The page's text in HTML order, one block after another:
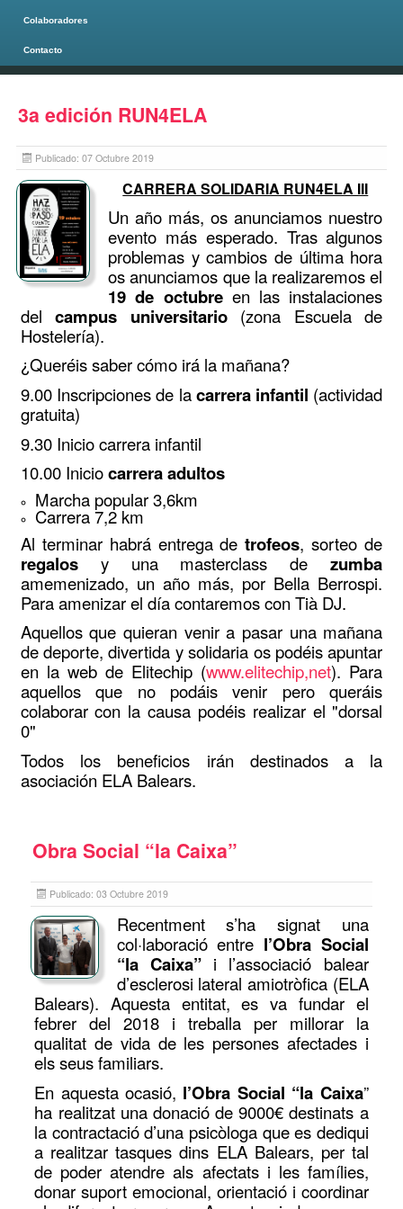
Colaboradores
Contacto
3a edición RUN4ELA
Publicado: 07 Octubre 2019
CARRERA SOLIDARIA RUN4ELA III
Un año más, os anunciamos nuestro
evento más esperado. Tras algunos
problemas y cambios de última hora
os anunciamos que la realizaremos el
19 de octubreen las instalaciones
delcampus universitario(zona Escuela de
Hostelería).
¿Queréis saber cómo irá la mañana?
9.00 Inscripciones de lacarrera infantil (actividad
gratuita)
9.30 Inicio carrera infantil
10.00 Iniciocarrera adultos
Marcha popular 3,6km
Carrera 7,2 km
Al terminar habrá entrega detrofeos, sorteo de
regalosy una masterclass dezumba
amemenizado, un año más, por Bella Berrospi.
Para amenizar el día contaremos con Tià DJ.
Aquellos que quieran venir a pasar una mañana
de deporte, divertida y solidaria os podéis apuntar
en la web de Elitechip (www.elitechip,net). Para
aquellos que no podáis venir pero queráis
colaborar con la causa podéis realizar el "dorsal
0"
Todos los beneficios irán destinados a la
asociación ELA Balears.
Obra Social “la Caixa”
Publicado: 03 Octubre 2019
Recentment s’ha signat una
col·laboració entre l’Obra Social
“la Caixa” i l’associació balear
d’esclerosi lateral amiotròfica (ELA
Balears). Aquesta entitat, es va fundar el
febrer del 2018 i treballa per millorar la
qualitat de vida de les persones afectades i
els seus familiars.
En aquesta ocasió, l’Obra Social “la Caixa”
ha realitzat una donació de 9000€ destinats a
la contractació d’una psicòloga que es dediqui
a realitzar tasques dins ELA Balears, per tal
de poder atendre als afectats i les famílies,
donar suport emocional, orientació i coordinar